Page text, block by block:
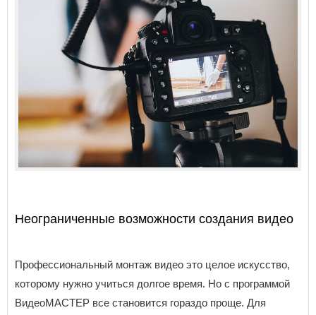
Неограниченные возможности создания видео
Профессиональный монтаж видео это целое искусство,
которому нужно учиться долгое время. Но с программой
ВидеоМАСТЕР все становится гораздо проще. Для